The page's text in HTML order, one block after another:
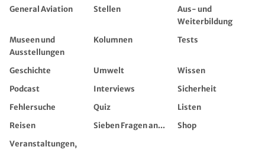
General Aviation
Stellen
Aus- und
Weiterbildung
Museen und
Ausstellungen
Kolumnen Tests
Geschichte Umwelt
Wissen
Podcast
Interviews
Sicherheit
Fehlersuche
Quiz
Listen
Reisen
Sieben Fragen an...
Shop
Veranstaltungen,